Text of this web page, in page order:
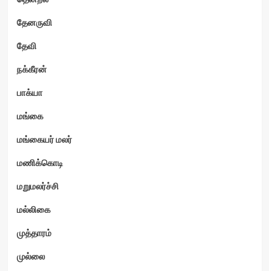
தேனருவி
தேவி
நக்கீரன்
பாக்யா
மங்கை
மங்கையர் மலர்
மணிக்கொடி
மறுமலர்ச்சி
மல்லிகை
முத்தாரம்
முல்லை